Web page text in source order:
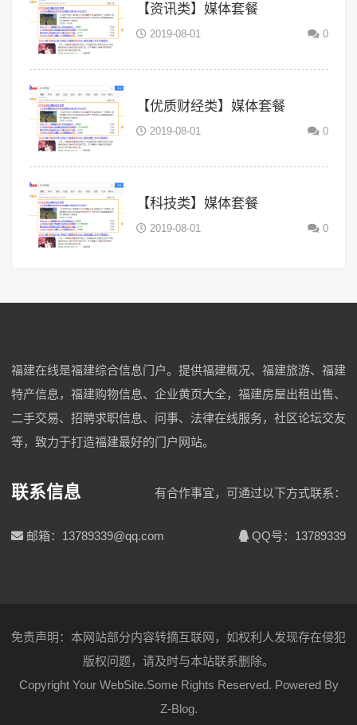
【资讯类】媒体套餐
2019-08-01 0
【优质财经类】媒体套餐
2019-08-01 0
【科技类】媒体套餐
2019-08-01 0
福建在线是福建综合信息门户。提供福建概况、福建旅游、福建
特产信息，福建购物信息、企业黄页大全，福建房屋出租出售、
二手交易、招聘求职信息、问事、法律在线服务，社区论坛交友
等，致力于打造福建最好的门户网站。
联系信息 有合作事宜，可通过以下方式联系：
邮箱：13789339@qq.com QQ号：13789339
免责声明：本网站部分内容转摘互联网，如权利人发现存在侵犯
版权问题，请及时与本站联系删除。
Copyright Your WebSite.Some Rights Reserved. Powered By
Z-Blog.